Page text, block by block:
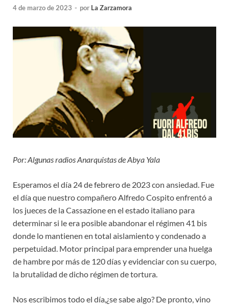
4 de marzo de 2023 - por La Zarzamora
Por: Algunas radios Anarquistas de Abya Yala
Esperamos el día 24 de febrero de 2023 con ansiedad. Fue
el día que nuestro compañero Alfredo Cospito enfrentó a
los jueces de la Cassazione en el estado italiano para
determinar si le era posible abandonar el régimen 41 bis
donde lo mantienen en total aislamiento y condenado a
perpetuidad. Motor principal para emprender una huelga
de hambre por más de 120 días y evidenciar con su cuerpo,
la brutalidad de dicho régimen de tortura.
Nos escribimos todo el día,¿se sabe algo? De pronto, vino